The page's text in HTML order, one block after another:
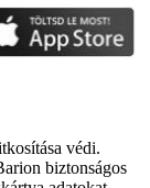
védi.
biztonságos